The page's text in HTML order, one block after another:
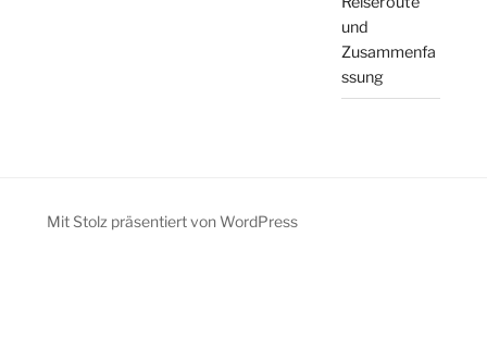
und
Zusammenfa
ssung
Mit Stolz präsentiert von WordPress